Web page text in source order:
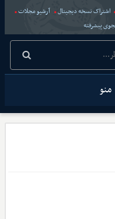
اشتراک نسخه دیجیتال
آرشیو مجلات
پیشرفته
منو